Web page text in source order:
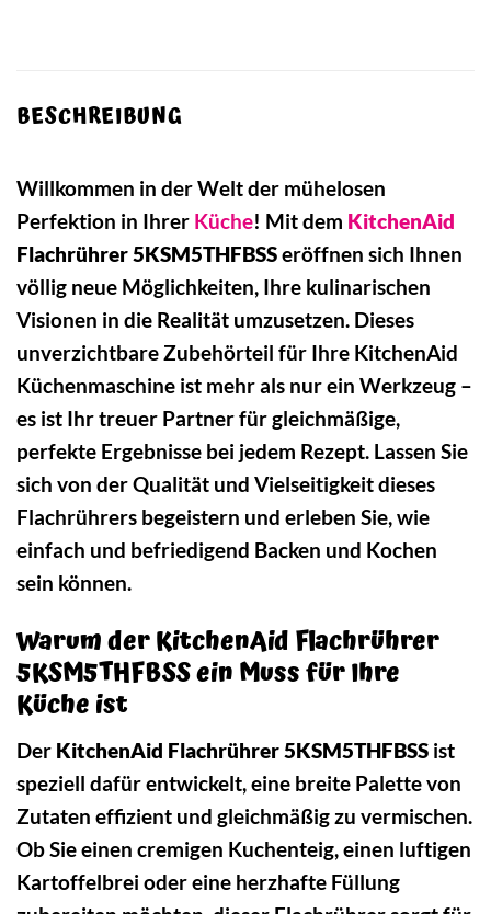
BESCHREIBUNG
Willkommen in der Welt der mühelosen
Perfektion in Ihrer Küche! Mit dem KitchenAid
Flachrührer 5KSM5THFBSSeröffnen sich Ihnen
völlig neue Möglichkeiten, Ihre kulinarischen
Visionen in die Realität umzusetzen. Dieses
unverzichtbare Zubehörteil für Ihre KitchenAid
Küchenmaschine ist mehr als nur ein Werkzeug –
es ist Ihr treuer Partner für gleichmäßige,
perfekte Ergebnisse bei jedem Rezept. Lassen Sie
sich von der Qualität und Vielseitigkeit dieses
Flachrührers begeistern und erleben Sie, wie
einfach und befriedigend Backen und Kochen
sein können.
Warum der KitchenAid Flachrührer
5KSM5THFBSS ein Muss für Ihre
Küche ist
Der KitchenAid Flachrührer 5KSM5THFBSS ist
speziell dafür entwickelt, eine breite Palette von
Zutaten effizient und gleichmäßig zu vermischen.
Ob Sie einen cremigen Kuchenteig, einen luftigen
Kartoffelbrei oder eine herzhafte Füllung